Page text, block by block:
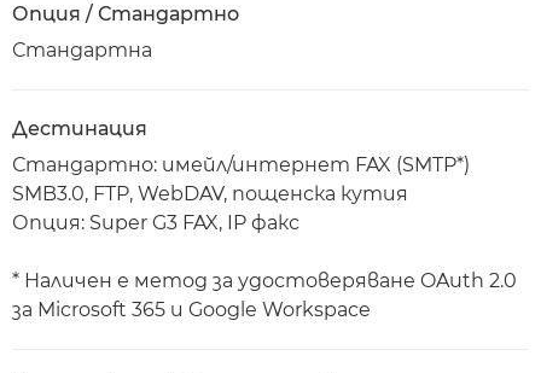
Опция / Стандартно
Стандартна
Дестинация
Стандартно: имейл/интернет FAX (SMTP*)
SMB3.0, FTP, WebDAV, пощенска кутия
Опция: Super G3 FAX, IP факс
* Наличен е метод за удостоверяване OAuth 2.0
за Microsoft 365 и Google Workspace